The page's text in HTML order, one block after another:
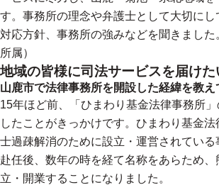
す。事務所の理念や弁護士として大切に
対応方針、事務所の強みなどを聞きまし
所属）
地域の皆様に司法サービスを届けた
山鹿市で法律事務所を開設した経緯を教え
15年ほど前、「ひまわり基金法律事務所
したことがきっかけです。ひまわり基金
士過疎解消のために設立・運営されている
赴任後、数年の時を経て名称をあらため
立・開業することになりました。